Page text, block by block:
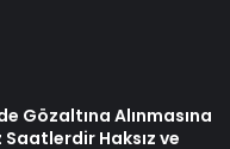
Gözaltına Alınmasına
Haksız ve